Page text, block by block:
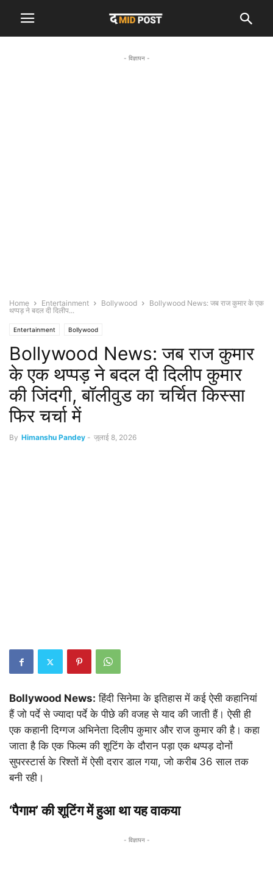
- विज्ञापन -
Home Entertainment Bollywood
Bollywood News: जब राज कुमार के एक
थप्पड़ ने बदल दी दिलीप...
Entertainment Bollywood
Bollywood News: जब राज कुमार
के एक थप्पड़ ने बदल दी दिलीप कुमार
की जिंदगी, बॉलीवुड का चर्चित किस्सा
फिर चर्चा में
By Himanshu Pandey - जुलाई 8, 2026
Bollywood News: हिंदी सिनेमा के इतिहास में कई ऐसी कहानियां
हैं जो पर्दे से ज्यादा पर्दे के पीछे की वजह से याद की जाती हैं। ऐसी ही
एक कहानी दिग्गज अभिनेता दिलीप कुमार और राज कुमार की है। कहा
जाता है कि एक फिल्म की शूटिंग के दौरान पड़ा एक थप्पड़ दोनों
सुपरस्टार्स के रिश्तों में ऐसी दरार डाल गया, जो करीब 36 साल तक
बनी रही।
‘पैगाम’ की शूटिंग में हुआ था यह वाकया
- विज्ञापन -